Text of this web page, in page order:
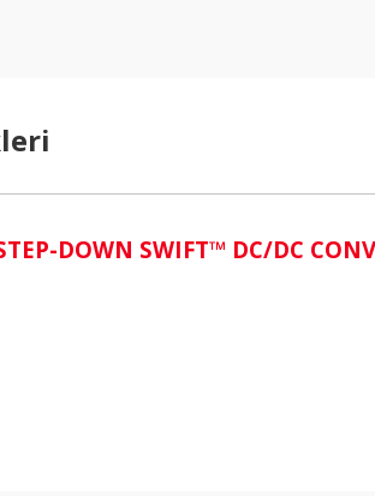
DOWN SWIFT™ DC/DC